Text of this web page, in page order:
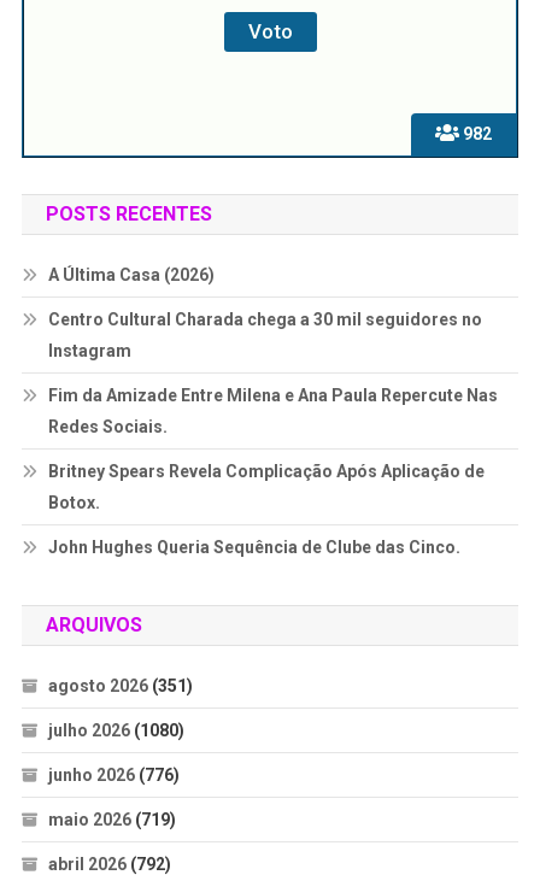
982
POSTS RECENTES
A Última Casa (2026)
Centro Cultural Charada chega a 30 mil seguidores no
Instagram
Fim da Amizade Entre Milena e Ana Paula Repercute Nas
Redes Sociais.
Britney Spears Revela Complicação Após Aplicação de
Botox.
John Hughes Queria Sequência de Clube das Cinco.
ARQUIVOS
agosto 2026(351)
julho 2026(1080)
junho 2026(776)
maio 2026(719)
abril 2026(792)